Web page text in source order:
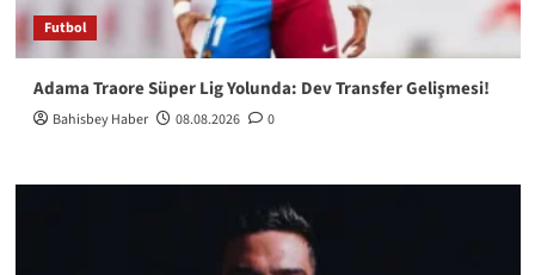
Futbol
Adama Traore Süper Lig Yolunda: Dev Transfer Gelişmesi!
Bahisbey Haber 08.08.2026 0